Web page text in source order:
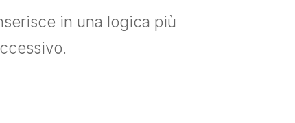
in una logica più